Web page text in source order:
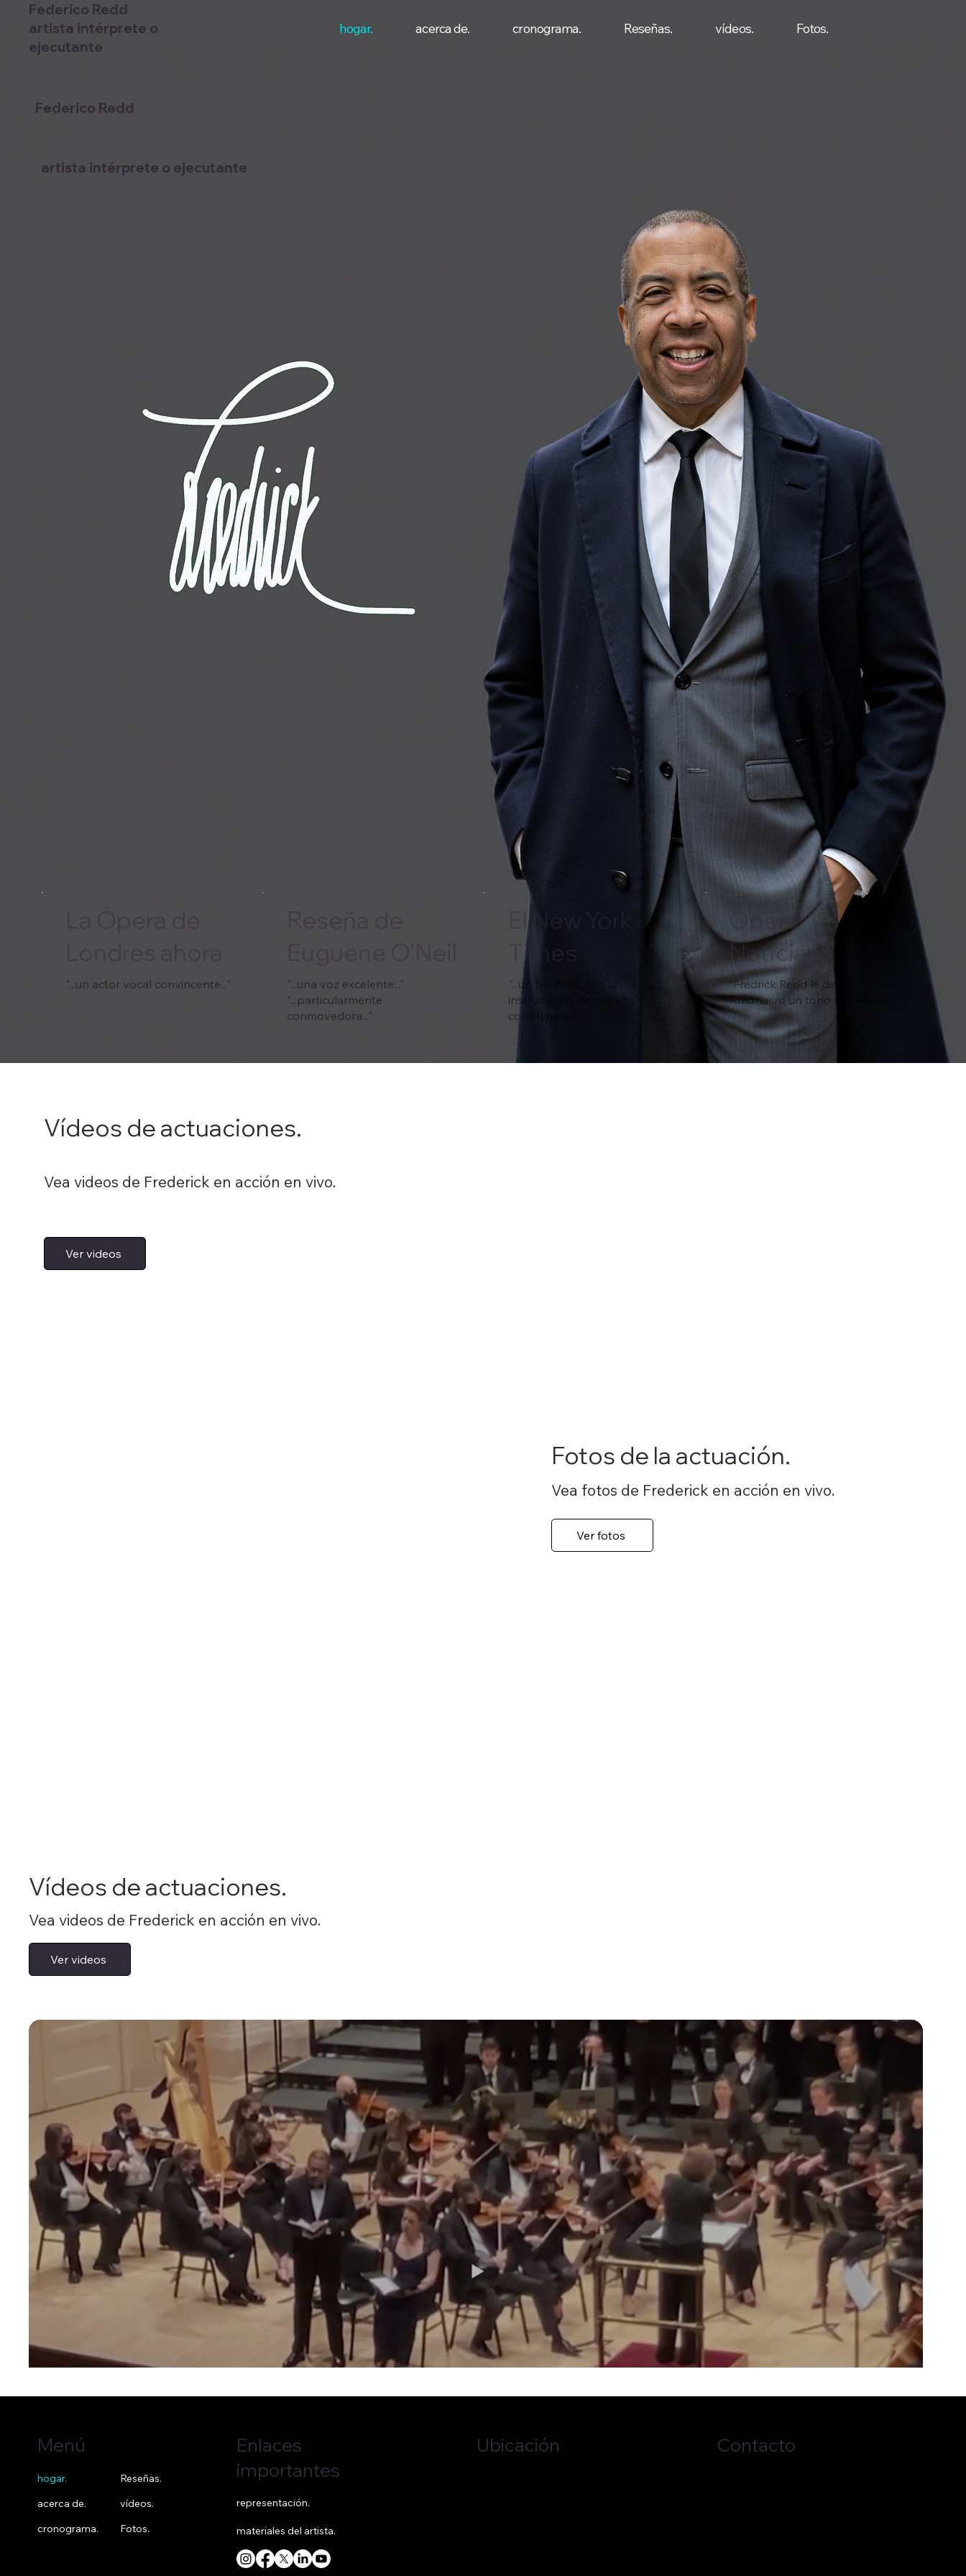
Federico Redd
artista intérprete o
ejecutante
hogar. acerca de. cronograma. Reseñas. vídeos. Fotos.
Federico Redd
artista intérprete o ejecutante
"...un actor vocal convincente..."
"...una voz excelente..."
"...particularmente
conmovedora..."
El New York
Times
"...un barítono con un
instrumento de tamaño
considerable..."
Ópera
Noticias
"Fredrick Redd le dio a
Amonasro un tono agradable..."
Vídeos de actuaciones.
Vea videos de Frederick en acción en vivo.
Ver videos
Vea fotos de Frederick en acción en vivo.
Fotos de la actuación.
Ver fotos
Vídeos de actuaciones.
Vea videos de Frederick en acción en vivo.
Ver videos
Menú
hogar.
acerca de.
cronograma.
Reseñas.
vídeos.
Fotos.
Ubicación
Enlaces
importantes
representación.
materiales del artista.
Contacto